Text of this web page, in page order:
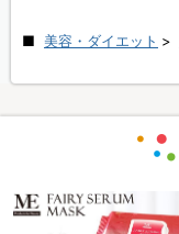
美容・ダイエット >